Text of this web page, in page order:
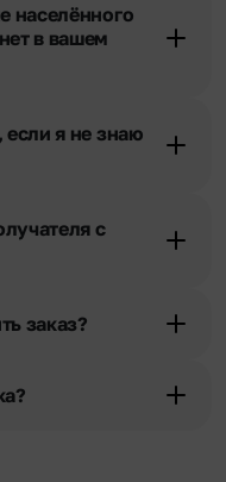
решить любой вопрос.
населённого
в вашем
если я не знаю
с
заказчику на
заказ?
Оформите услугу
анонимность